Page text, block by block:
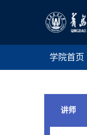
学院首页
讲师